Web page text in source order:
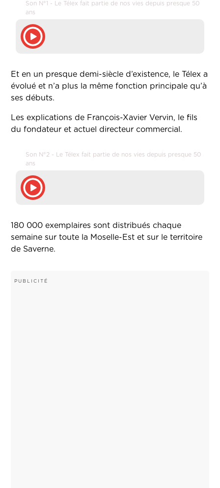
Son N°1 - Le Télex fait partie de nos vies depuis presque 50
ans
Et en un presque demi-siècle d’existence, le Télex a
évolué et n’a plus la même fonction principale qu’à
ses débuts.
Les explications de François-Xavier Vervin, le fils
du fondateur et actuel directeur commercial.
Son N°2 - Le Télex fait partie de nos vies depuis presque 50
ans
180 000 exemplaires sont distribués chaque
semaine sur toute la Moselle-Est et sur le territoire
de Saverne.